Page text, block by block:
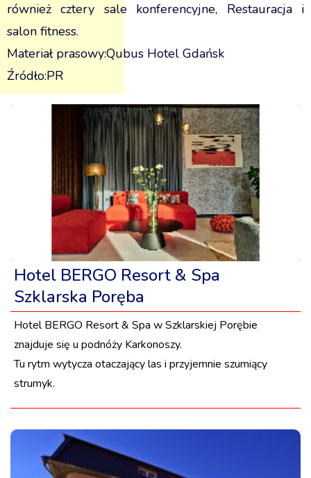
również cztery sale konferencyjne, Restauracja i
salon fitness.
Materiał prasowy:Qubus Hotel Gdańsk
Źródło:PR
Hotel BERGO Resort & Spa
Szklarska Poręba
Hotel BERGO Resort & Spa w Szklarskiej Porębie
znajduje się u podnóży Karkonoszy.
Tu rytm wytycza otaczający las i przyjemnie szumiący
strumyk.